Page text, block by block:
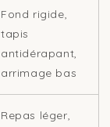
Fond rigide,
tapis
antidérapant,
arrimage bas
Repas léger,